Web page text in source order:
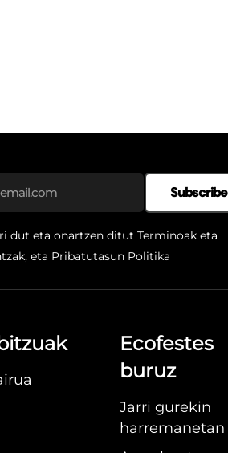
Subscribe
dut eta onartzen ditut Terminoak eta
eta Pribatutasun Politika
Ecofestes
buruz
Jarri gurekin
harremanetan